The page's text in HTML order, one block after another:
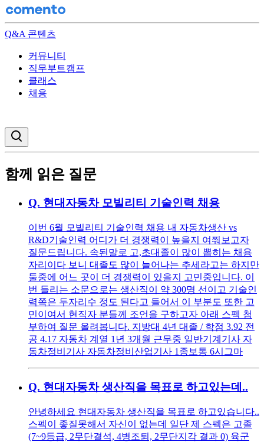
Q&A 콘텐츠
커뮤니티
직무부트캠프
클래스
채용
함께 읽은 질문
Q. 현대자동차 모빌리티 기술인력 채용
이번 6월 모빌리티 기술인력 채용 내 자동차생산 vs
R&D기술인력 어디가 더 경쟁력이 높을지 여쭤보고자
질문드립니다. 속된말로 고,초대졸이 많이 뽑히는 채용
자리이다 보니 대졸도 많이 늘어나는 추세라고는 하지만
둘중에 어느 곳이 더 경쟁력이 있을지 고민중입니다. 이
번 들리는 소문으로는 생산직이 약 300명 선이고 기술인
력쪽은 두자리수 정도 된다고 들어서 이 부분도 또한 고
민이여서 현직자 분들께 조언을 구하고자 아래 스펙 첨
부하여 질문 올려봅니다. 지방대 4년 대졸 / 학점 3.92 전
공 4.17 자동차 계열 1년 3개월 근무중 일반기계기사 자
동차정비기사 자동차정비산업기사 1종보통 6시그마
Q. 현대자동차 생산직을 목표로 하고있는데..
안녕하세요 현대자동차 생산직을 목표로 하고있습니다..
스펙이 좋질못해서 자신이 없는데 일단 제 스펙은 고졸
(7~9등급, 2무단결석, 4병조퇴, 2무단지각 결과 0) 육군